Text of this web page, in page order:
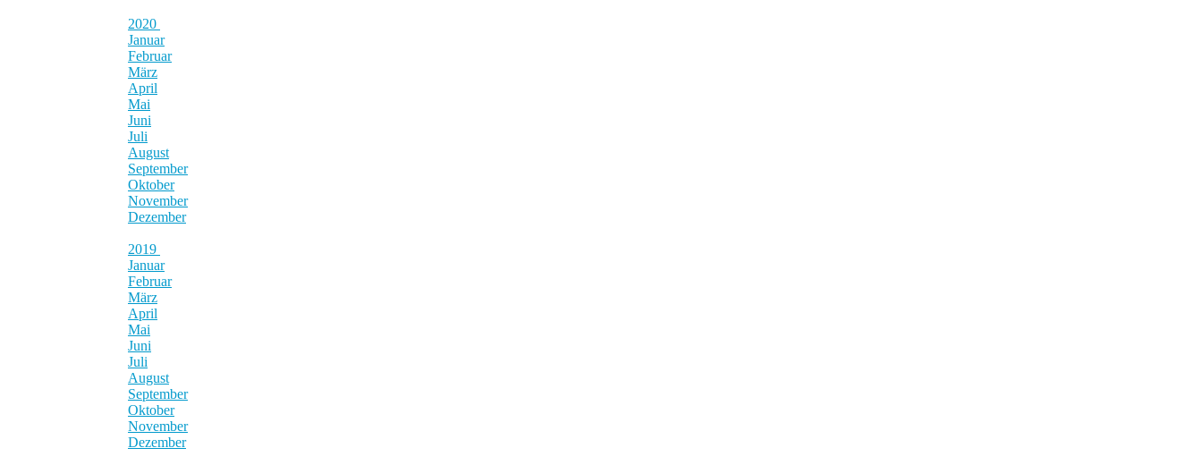
2020
Januar
Februar
März
April
Mai
Juni
Juli
August
September
Oktober
November
Dezember
2019
Januar
Februar
März
April
Mai
Juni
Juli
August
September
Oktober
November
Dezember